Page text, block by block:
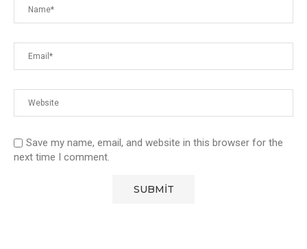
Save my name, email, and website in this browser for the
next time I comment.